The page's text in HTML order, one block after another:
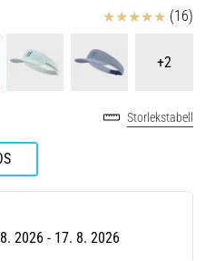
Recensioner (16)
+2
Storlekstabell
2026 - 17. 8. 2026